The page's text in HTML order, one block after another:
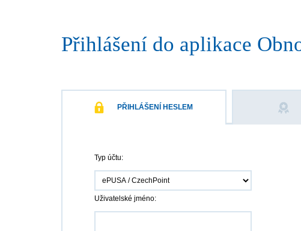
Přihlášení do aplikace
PŘIHLÁŠENÍ HESLEM
Typ účtu:
Uživatelské jméno: